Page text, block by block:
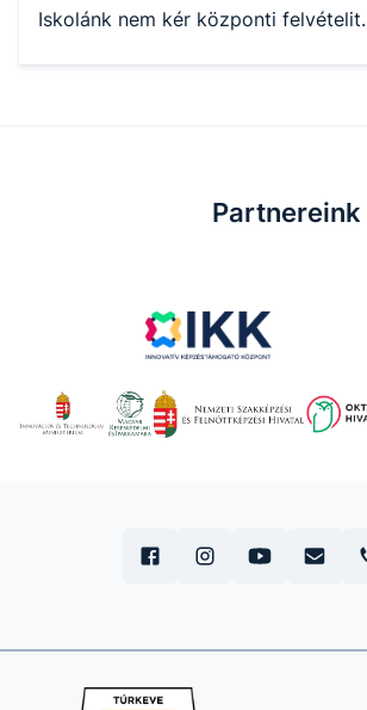
Iskolánk nem kér központi felvételit.
Partnereink